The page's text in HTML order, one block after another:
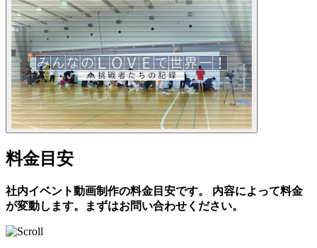
料金目安
社内イベント動画制作の料金目安です。
内容によって料金
が変動します。まずはお問い合わせください。